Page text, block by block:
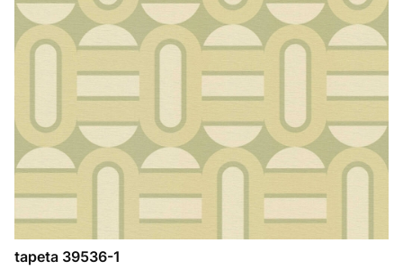
tapeta 39536-1